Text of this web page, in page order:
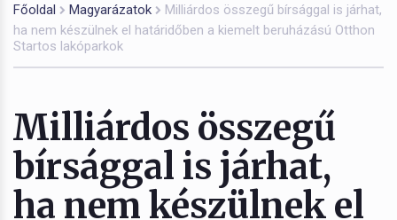
Főoldal Magyarázatok
Milliárdos összegű bírsággal is járhat,
ha nem készülnek el határidőben a kiemelt beruházású Otthon
Startos lakóparkok
Milliárdos összegű
bírsággal is járhat,
ha nem készülnek el